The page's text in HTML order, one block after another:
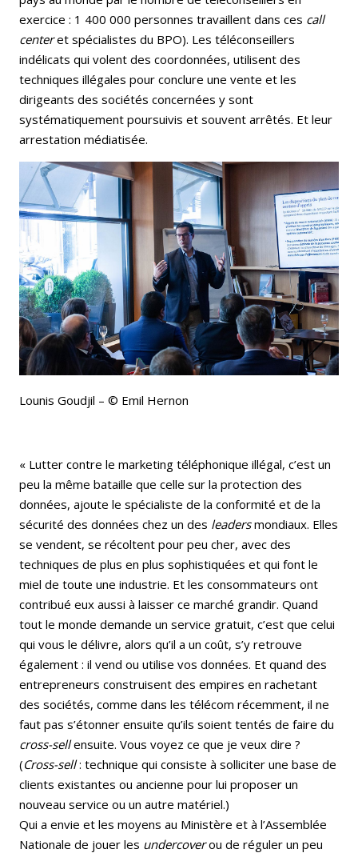
exercice : 1 400 000 personnes travaillent dans ces call
centeret spécialistes du BPO). Les téléconseillers
indélicats qui volent des coordonnées, utilisent des
techniques illégales pour conclure une vente et les
dirigeants des sociétés concernées y sont
systématiquement poursuivis et souvent arrêtés. Et leur
arrestation médiatisée.
Lounis Goudjil – © Emil Hernon
« Lutter contre le marketing téléphonique illégal, c’est un
peu la même bataille que celle sur la protection des
données, ajoute le spécialiste de la conformité et de la
sécurité des données chez un des leadersmondiaux. Elles
se vendent, se récoltent pour peu cher, avec des
techniques de plus en plus sophistiquées et qui font le
miel de toute une industrie. Et les consommateurs ont
contribué eux aussi à laisser ce marché grandir. Quand
tout le monde demande un service gratuit, c’est que celui
qui vous le délivre, alors qu’il a un coût, s’y retrouve
également : il vend ou utilise vos données. Et quand des
entrepreneurs construisent des empires en rachetant
des sociétés, comme dans les télécom récemment, il ne
faut pas s’étonner ensuite qu’ils soient tentés de faire du
cross-sellensuite. Vous voyez ce que je veux dire ?
(Cross-sell: technique qui consiste à solliciter une base de
clients existantes ou ancienne pour lui proposer un
nouveau service ou un autre matériel.)
Qui a envie et les moyens au Ministère et à l’Assemblée
Nationale de jouer les undercoverou de réguler un peu